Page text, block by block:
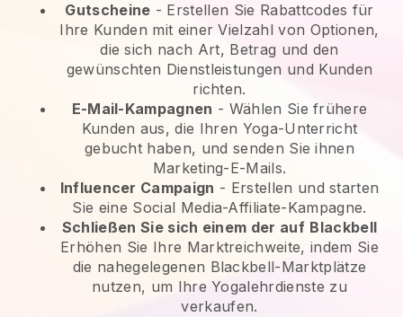
Gutscheine - Erstellen Sie Rabattcodes für
Ihre Kunden mit einer Vielzahl von Optionen,
die sich nach Art, Betrag und den
gewünschten Dienstleistungen und Kunden
richten.
E-Mail-Kampagnen - Wählen Sie frühere
Kunden aus, die Ihren Yoga-Unterricht
gebucht haben, und senden Sie ihnen
Marketing-E-Mails.
Influencer Campaign - Erstellen und starten
Sie eine Social Media-Affiliate-Kampagne.
Schließen Sie sich einem der auf Blackbell
Erhöhen Sie Ihre Marktreichweite, indem Sie
die nahegelegenen Blackbell-Marktplätze
nutzen, um Ihre Yogalehrdienste zu
verkaufen.